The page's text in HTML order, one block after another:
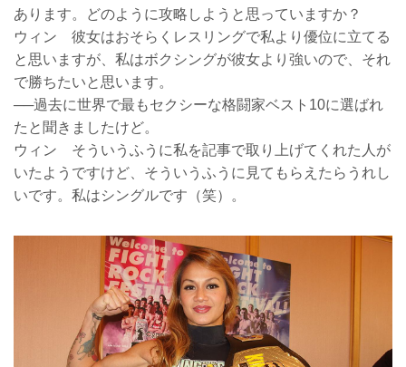
あります。どのように攻略しようと思っていますか？
ウィン 彼女はおそらくレスリングで私より優位に立てる
と思いますが、私はボクシングが彼女より強いので、それ
で勝ちたいと思います。
──過去に世界で最もセクシーな格闘家ベスト10に選ばれ
たと聞きましたけど。
ウィン そういうふうに私を記事で取り上げてくれた人が
いたようですけど、そういうふうに見てもらえたらうれし
いです。私はシングルです（笑）。